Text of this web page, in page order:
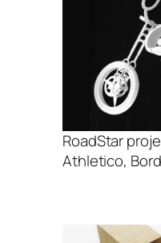
RoadStar
Athletico,